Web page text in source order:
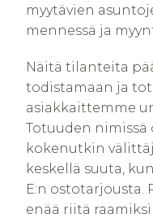
myytävien
mennessä ja
Näitä tilanteita
todistamaan ja
asiakkaittemme
Totuuden nimissä
kokenutkin
keskellä suuta,
E:n ostotarjousta.
enää riitä